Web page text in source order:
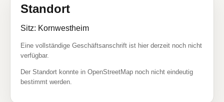
Standort
Sitz: Kornwestheim
Eine vollständige Geschäftsanschrift ist hier derzeit noch nicht
verfügbar.
Der Standort konnte in OpenStreetMap noch nicht eindeutig
bestimmt werden.